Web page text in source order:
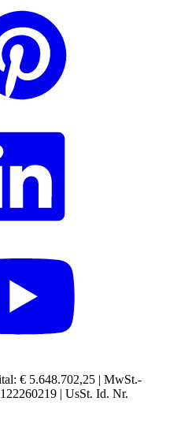
€ 5.648.702,25 | MwSt.-
| UsSt. Id. Nr.